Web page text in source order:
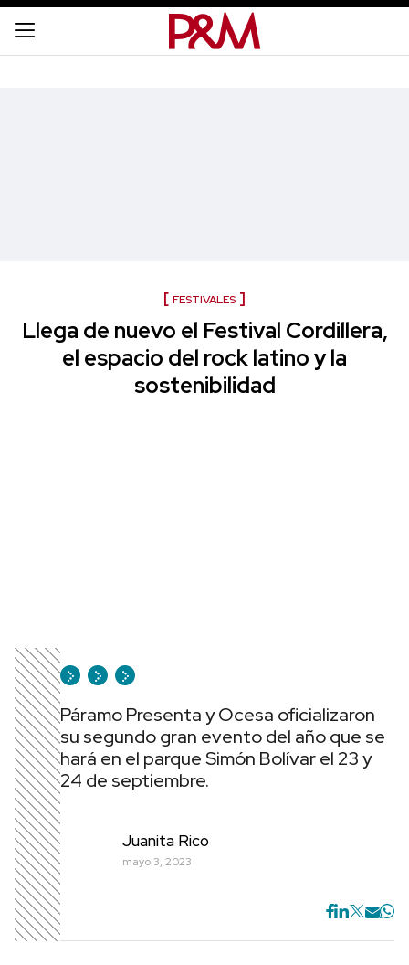
FESTIVALES
Llega de nuevo el Festival Cordillera,
el espacio del rock latino y la
sostenibilidad
Páramo Presenta y Ocesa oficializaron
su segundo gran evento del año que se
hará en el parque Simón Bolívar el 23 y
24 de septiembre.
Juanita Rico
mayo 3, 2023